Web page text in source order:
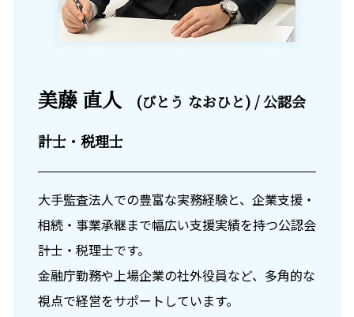
美藤 直人
(びとう なおひと) / 公認会
計士・税理士
大手監査法人での豊富な実務経験と、企業支援・
相続・事業承継まで幅広い支援実績を持つ公認会
計士・税理士です。
金融庁勤務や上場企業の社外役員など、多角的な
視点で経営をサポートしています。